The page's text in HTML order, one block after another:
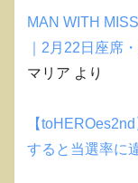
MAN WITH
｜2月22日座席
マリア より
【
すると当選率に